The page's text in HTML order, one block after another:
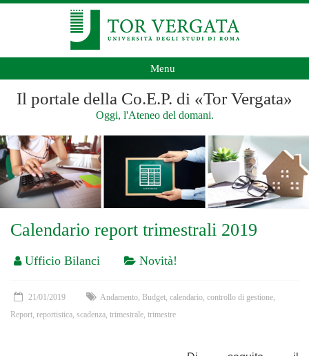
Menu
Il portale della Co.E.P. di «Tor Vergata»
Oggi, l'Ateneo del domani.
Calendario report trimestrali 2019
Ufficio Bilanci Novità!
21/01/2019 Andamento Budget calendario controllo di gestione
Report reportistica scadenza trimestrale trimestre